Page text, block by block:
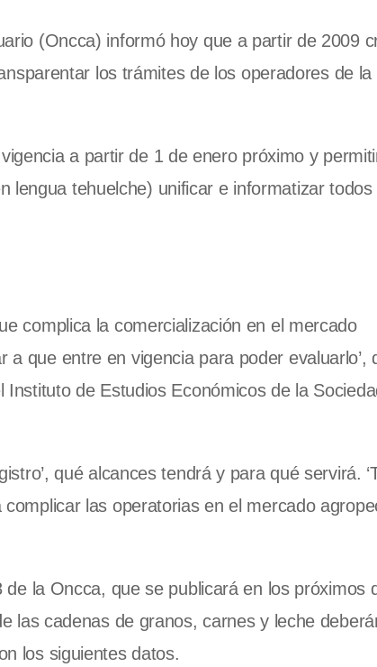
(Oncca) informó hoy que a partir de 2009
los trámites de los operadores de la
a partir de 1 de enero próximo y
lengua tehuelche) unificar e informatizar todos
complica la comercialización en el mercado
que entre en vigencia para poder evaluarlo’,
de Estudios Económicos de la
qué alcances tendrá y para qué servirá.
las operatorias en el mercado
la Oncca, que se publicará en los próximos
las cadenas de granos, carnes y leche
los siguientes datos.